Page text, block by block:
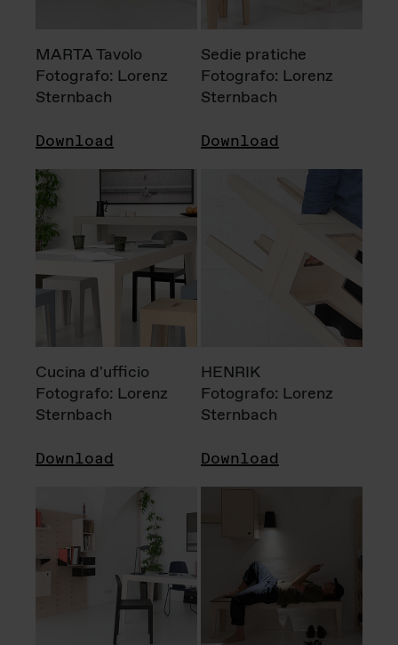
MARTA Tavolo
Fotografo: Lorenz
Sternbach
Download
Sedie pratiche
Fotografo: Lorenz
Sternbach
Download
Cucina d'ufficio
Fotografo: Lorenz
Sternbach
Download
HENRIK
Fotografo: Lorenz
Sternbach
Download